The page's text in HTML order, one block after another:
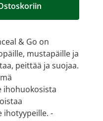
& Go on
mustapäille ja
peittää ja suojaa.
ihohuokosista
ihotyypeille. -